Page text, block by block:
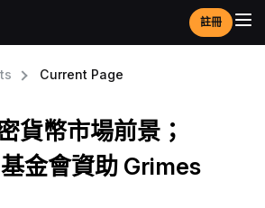
註冊
Current Page
貨幣市場前景；
金會資助 Grimes